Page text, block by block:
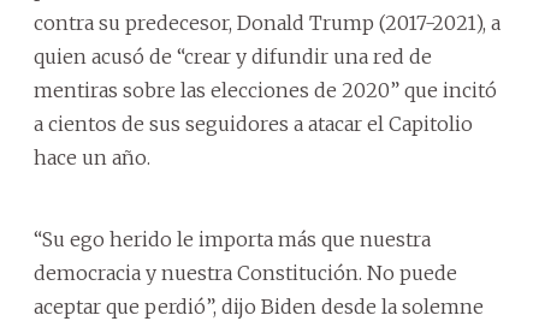
contra su predecesor, Donald Trump (2017-2021), a
quien acusó de “crear y difundir una red de
mentiras sobre las elecciones de 2020” que incitó
a cientos de sus seguidores a atacar el Capitolio
hace un año.
“Su ego herido le importa más que nuestra
democracia y nuestra Constitución. No puede
aceptar que perdió”, dijo Biden desde la solemne